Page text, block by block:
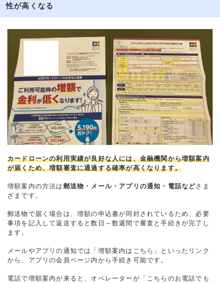
性が高くなる
カードローンの利用実績が良好な人には、金融機関から増額案内
が届くため、増額審査に通過する確率が高くなります。
増額案内の方法は 郵送物・メール・アプリの通知・電話などさま
ざまです。
郵送物で届く場合は、増額の申込書が同封されているため、必要
事項を記入して返送すると数日～数週間で審査と手続きが完了し
ます。
メールやアプリの通知では「増額案内はこちら」といったリンク
から、アプリの会員ページ内から手続き可能です。
電話で増額案内が来ると、オペレーターが「こちらのお電話でも